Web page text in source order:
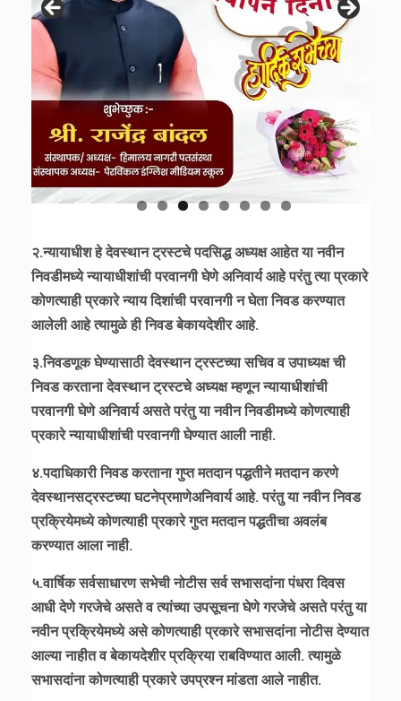
२.न्यायाधीश हे देवस्थान ट्रस्टचे पदसिद्ध अध्यक्ष आहेत या नवीन
निवडीमध्ये न्यायाधीशांची परवानगी घेणे अनिवार्य आहे परंतु त्या प्रकारे
कोणत्याही प्रकारे न्याय दिशांची परवानगी न घेता निवड करण्यात
आलेली आहे त्यामुळे ही निवड बेकायदेशीर आहे.
३.निवडणूक घेण्यासाठी देवस्थान ट्रस्टच्या सचिव व उपाध्यक्ष ची
निवड करताना देवस्थान ट्रस्टचे अध्यक्ष म्हणून न्यायाधीशांची
परवानगी घेणे अनिवार्य असते परंतु या नवीन निवडीमध्ये कोणत्याही
प्रकारे न्यायाधीशांची परवानगी घेण्यात आली नाही.
४.पदाधिकारी निवड करताना गुप्त मतदान पद्धतीने मतदान करणे
देवस्थानसट्रस्टच्या घटनेप्रमाणेअनिवार्य आहे. परंतु या नवीन निवड
प्रक्रियेमध्ये कोणत्याही प्रकारे गुप्त मतदान पद्धतीचा अवलंब
करण्यात आला नाही.
५.वार्षिक सर्वसाधारण सभेची नोटीस सर्व सभासदांना पंधरा दिवस
आधी देणे गरजेचे असते व त्यांच्या उपसूचना घेणे गरजेचे असते परंतु या
नवीन प्रक्रियेमध्ये असे कोणत्याही प्रकारे सभासदांना नोटीस देण्यात
आल्या नाहीत व बेकायदेशीर प्रक्रिया राबविण्यात आली. त्यामुळे
सभासदांना कोणत्याही प्रकारे उपप्रश्न मांडता आले नाहीत.